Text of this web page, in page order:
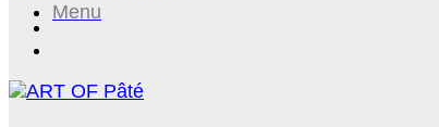
Menu